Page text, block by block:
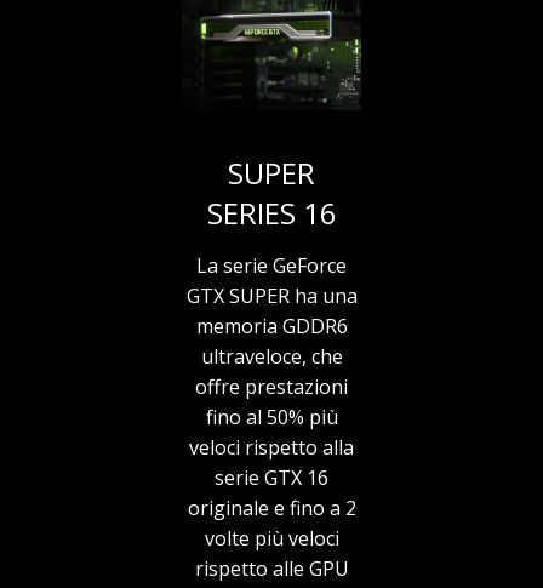
SUPER
SERIES 16
La serie GeForce
GTX SUPER ha una
memoria GDDR6
ultraveloce, che
offre prestazioni
fino al 50% più
veloci rispetto alla
serie GTX 16
originale e fino a 2
volte più veloci
rispetto alle GPU